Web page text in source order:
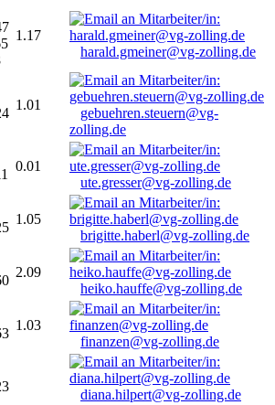
1.17
harald.gmeiner@vg-zolling.de
1.01
gebuehren.steuern@vg-
zolling.de
0.01
ute.gresser@vg-zolling.de
1.05
brigitte.haberl@vg-zolling.de
2.09
heiko.hauffe@vg-zolling.de
1.03
finanzen@vg-zolling.de
diana.hilpert@vg-zolling.de